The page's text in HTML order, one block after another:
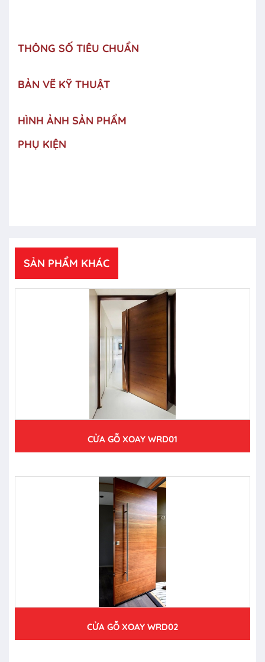
THÔNG SỐ TIÊU CHUẨN
BẢN VẼ KỸ THUẬT
HÌNH ẢNH SẢN PHẨM
PHỤ KIỆN
SẢN PHẨM KHÁC
CỬA GỖ XOAY WRD01
CỬA GỖ XOAY WRD02